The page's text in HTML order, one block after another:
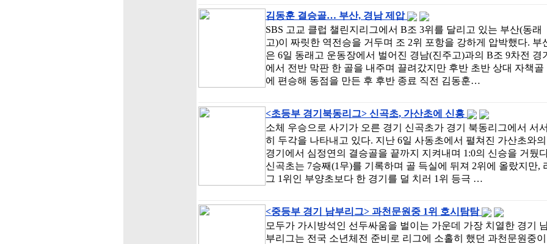
김동훈 결승골… 부산, 경남 제압
SBS 고교 클럽 챌린지리그에서 B조 3위를 달리고 있는 부산(동래
고)이 짜릿한 역전승을 거두며 조 2위 포항을 강하게 압박했다. 부
은 6일 동래고 운동장에서 벌어진 경남(진주고)과의 B조 9차전 경기
에서 전반 막판 한 골을 내주며 끌려갔지만 후반 초반 상대 자책골
에 편승해 동점을 만든 후 후반 종료 직전 김동훈…
<초등부 경기북동리그> 신곡초, 가산초에 신흥
소체 우승으로 사기가 오른 경기 신곡초가 경기 북동리그에서 서서
히 두각을 나타내고 있다. 지난 6일 사동초에서 펼쳐진 가산초와의
경기에서 심정연의 결승골을 끝까지 지켜내며 1:0의 신승을 거뒀
신곡초는 7승째(1무)를 기록하며 골 득실에 뒤져 2위에 올랐지만,
그 1위인 부양초보다 한 경기를 덜 치러 1위 등극 …
<중등부 경기 남부리그> 과천문원중 1위 호시탐탐
모두가 가시방석인 선두싸움을 벌이는 가운데 가장 치열한 경기
부리그는 전국 소년체전 준비로 리그에 소홀히 했던 과천문원중이